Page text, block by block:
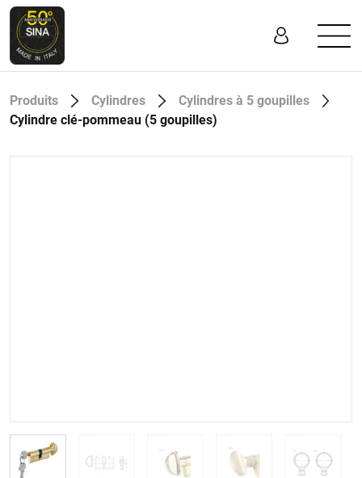
Produits Cylindres
Cylindres à 5 goupilles
Cylindre clé-pommeau (5 goupilles)